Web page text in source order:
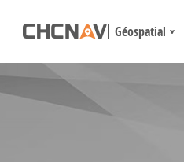
Géospatial